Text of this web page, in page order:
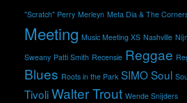
"Scratch" Perry Merleyn Meta Dia & The
Meeting Music Meeting XS Nashville
Sweany Patti Smith Recensie Reggae
Blues Roots in the Park SIMOSoul
TivoliWalter Trout Wende Snijders